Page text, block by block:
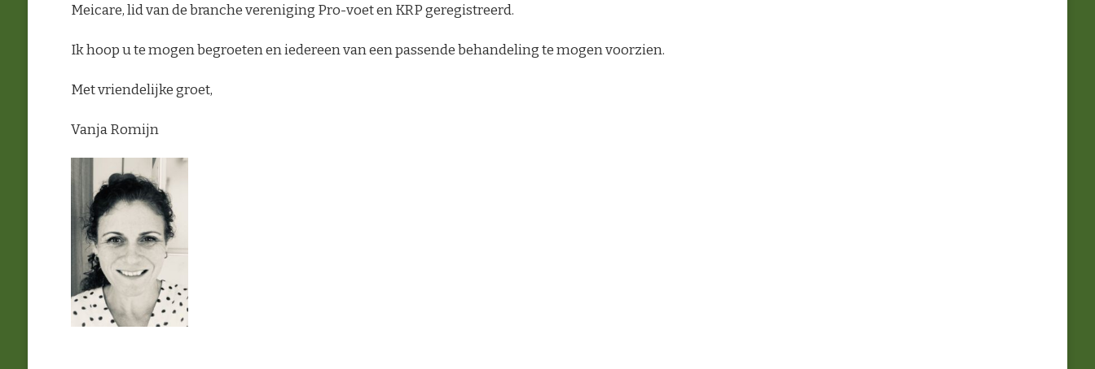
Meicare, lid van de branche vereniging Pro-voet en KRP geregistreerd.
Ik hoop u te mogen begroeten en iedereen van een passende behandeling te mogen voorzien.
Met vriendelijke groet,
Vanja Romijn